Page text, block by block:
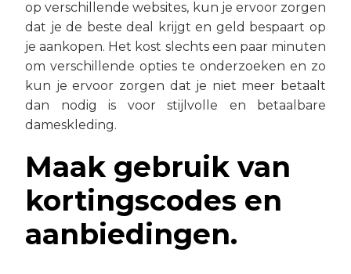
op verschillende websites, kun je ervoor zorgen
dat je de beste deal krijgt en geld bespaart op
je aankopen. Het kost slechts een paar minuten
om verschillende opties te onderzoeken en zo
kun je ervoor zorgen dat je niet meer betaalt
dan nodig is voor stijlvolle en betaalbare
dameskleding.
Maak gebruik van
kortingscodes en
aanbiedingen.